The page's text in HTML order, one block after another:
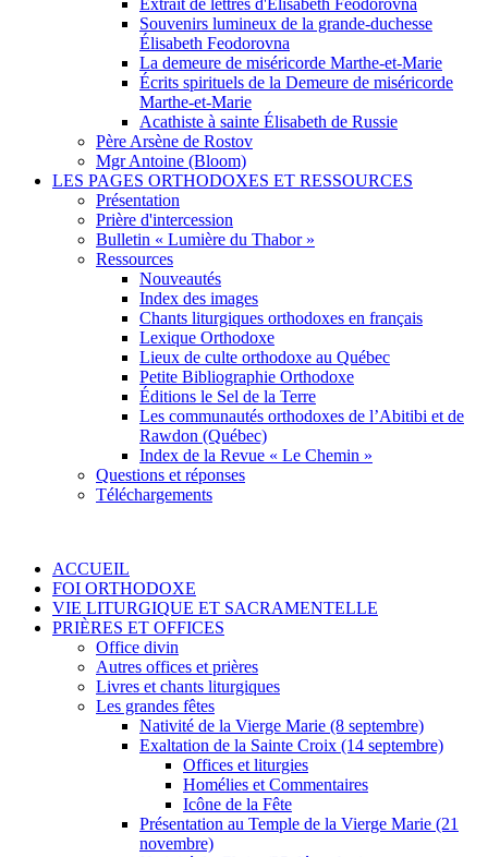
Souvenirs lumineux de la grande-duchesse
Élisabeth Feodorovna
La demeure de miséricorde Marthe-et-Marie
Écrits spirituels de la Demeure de miséricorde
Marthe-et-Marie
Acathiste à sainte Élisabeth de Russie
Père Arsène de Rostov
Mgr Antoine (Bloom)
LES PAGES ORTHODOXES ET RESSOURCES
Présentation
Prière d'intercession
Bulletin « Lumière du Thabor »
Ressources
Nouveautés
Index des images
Chants liturgiques orthodoxes en français
Lexique Orthodoxe
Lieux de culte orthodoxe au Québec
Petite Bibliographie Orthodoxe
Éditions le Sel de la Terre
Les communautés orthodoxes de l’Abitibi et de
Rawdon (Québec)
Index de la Revue « Le Chemin »
Questions et réponses
Téléchargements
ACCUEIL
FOI ORTHODOXE
VIE LITURGIQUE ET SACRAMENTELLE
PRIÈRES ET OFFICES
Office divin
Autres offices et prières
Livres et chants liturgiques
Les grandes fêtes
Nativité de la Vierge Marie (8 septembre)
Exaltation de la Sainte Croix (14 septembre)
Offices et liturgies
Homélies et Commentaires
Icône de la Fête
Présentation au Temple de la Vierge Marie (21
novembre)